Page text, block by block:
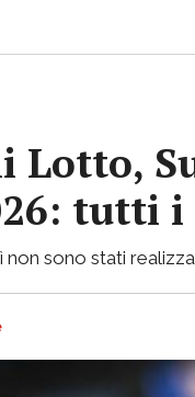
Lotto,
tutti
sono stati